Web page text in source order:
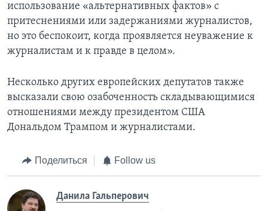
использование «альтернативных фактов» с
притеснениями или задержаниями журналистов,
но это беспокоит, когда проявляется неуважение к
журналистам и к правде в целом».
Несколько других европейских депутатов также
высказали свою озабоченность складывающимися
отношениями между президентом США
Дональдом Трампом и журналистами.
Поделиться Follow us
Данила Гальперович